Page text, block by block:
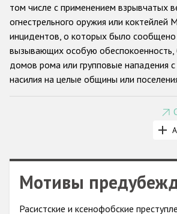
Anti-Semitic hate crime
Anti-Muslim hate crime
Anti-Christian hate crime
Other hate crime based on
Gender-based hate
Anti-LGBTI hate crime
Организации гражданского
том числе с применением взрывчатых
огнестрельного оружия или коктейлей
инцидентов, о которых было
вызывающих особую
домов рома или групповые нападения
насилия на целые общины или
Относительно недавно решения
Маастрихте (2003 г.), Афинах (2009 г.)
государства активизировать свои
Мотивы
Расистские и ксенофобские